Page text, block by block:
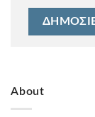
About